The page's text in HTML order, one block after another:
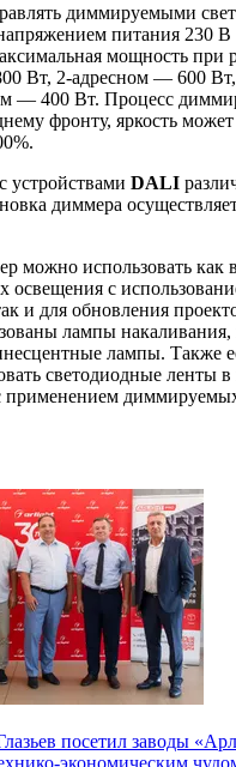
диммируемыми
питания 230 В
мощность при
Вт, 2-адресном — 600
— 400 Вт. Процесс
фронту, яркость
устройствами DALI
диммера
можно использовать как в
освещения с
и для обновления
лампы накаливания,
лампы. Также
светодиодные ленты
применением
посетил заводы
экономическим